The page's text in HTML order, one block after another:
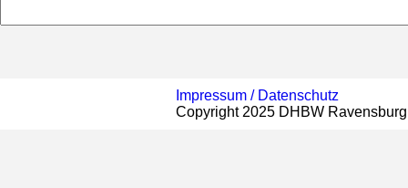
Impressum / Datenschutz
Copyright 2025 DHBW Ravensburg